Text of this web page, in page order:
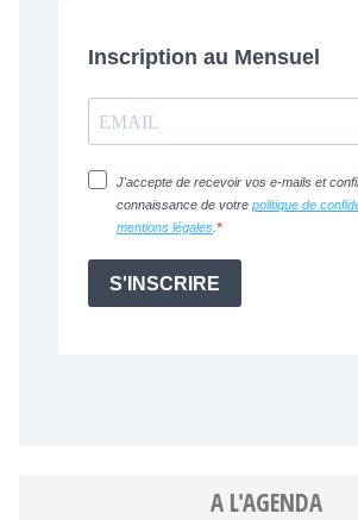
A L'AGENDA